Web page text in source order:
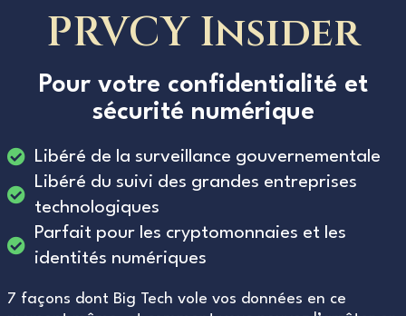
PRVCY Insider
Pour votre confidentialité et
sécurité numérique
Libéré de la surveillance gouvernementale
Libéré du suivi des grandes entreprises
technologiques
Parfait pour les cryptomonnaies et les
identités numériques
7 façons dont Big Tech vole vos données en ce